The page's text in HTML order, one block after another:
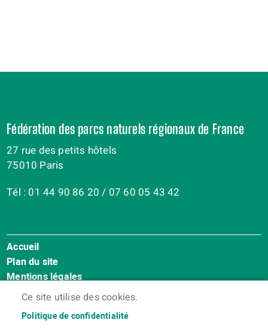
Ce site utilise des cookies.
Politique de confidentialité
Fédération des parcs naturels régionaux de France
27 rue des petits hôtels
75010 Paris
Tél : 01 44 90 86 20 / 07 60 05 43 42
Menu
Pied
de
page
Accueil
Plan du site
Mentions légales
Accessibilité : Non conforme
Contact